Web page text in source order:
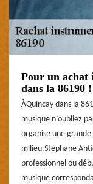
Pour un achat
dans la 86190 !
ÀQuincay dans la
musique n’oubliez
organise une grande
milieu.Stéphane
professionnel ou
musique